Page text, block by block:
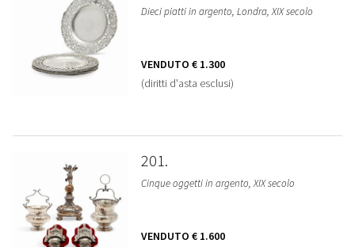
Dieci piatti in argento, Londra, XIX secolo
VENDUTO € 1.300
(diritti d'asta esclusi)
201
Cinque oggetti in argento, XIX secolo
VENDUTO € 1.600